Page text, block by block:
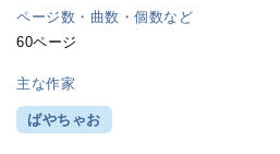
ページ数・曲数・個数など
60ページ
主な作家
ばやちゃお